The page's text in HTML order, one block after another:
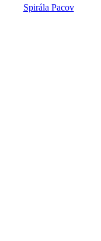
Spirála Pacov